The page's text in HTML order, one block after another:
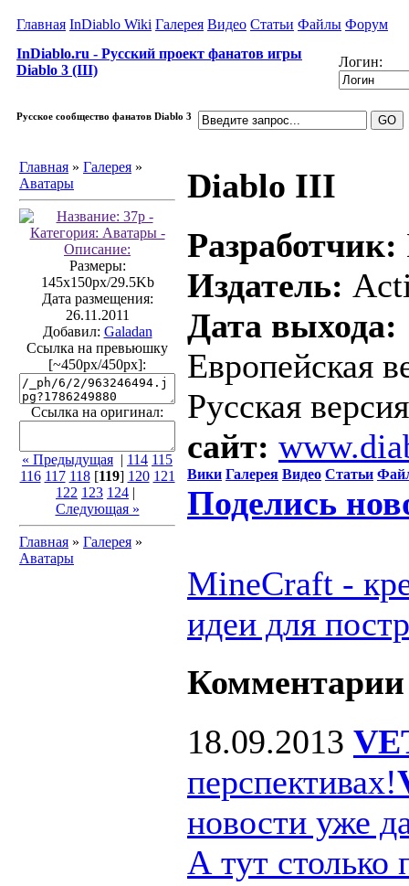
Главная InDiablo Wiki Галерея Видео Статьи Файлы Форум
InDiablo.ru - Русский проект фанатов игры
Diablo 3 (III)
Логин:
Русское сообщество фанатов Diablo 3
Главная » Галерея »
Аватары
Размеры:
145x150px/29.5Kb
Дата размещения:
26.11.2011
Добавил: Galadan
Ссылка на превьюшку
[~450px/450px]:
Ссылка на оригинал:
« Предыдущая | 114 115
116 117 118[119] 120 121
122 123 124 |
Следующая »
Главная » Галерея »
Аватары
Diablo III
Разработчик:
Издатель:
Дата выхода:
Европейская
Русская
сайт:
Вики Галерея Видео Статьи
Поделись
MineCraft -
идеи для
Комментарии
18.09.2013
перспективах!
новости уже
А тут